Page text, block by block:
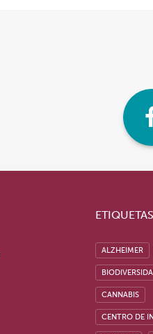
ETIQUETAS
ALZHEIMER
CANNABIS
CENTRO DE